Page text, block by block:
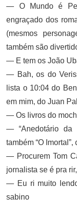
— O Mundo é
engraçado dos
(mesmos
também são
— E tem os João
— Bah, os do
lista o 10:04 do
em mim, do Juan
— Os livros do
— “Anedotário da
também “O
— Procurem Tom
jornalista se é pra
— Eu ri muito lendo
sabino